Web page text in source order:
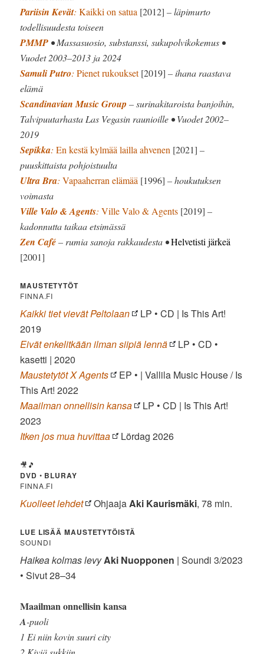
Pariisin Kevät:Kaikki on satua [2012] – läpimurto
todellisuudesta toiseen
PMMP • Massasuosio, substanssi, sukupolvikokemus •
Vuodet 2003–2013 ja 2024
Samuli Putro:Pienet rukoukset[2019] – ihana raastava
elämä
Scandinavian Music Group – surinakitaroista banjoihin,
Talvipuutarhasta Las Vegasin raunioille • Vuodet 2002–
2019
Sepikka:En kestä kylmää lailla ahvenen [2021] –
puuskittaista pohjoistuulta
Ultra Bra:Vapaaherran elämää [1996] – houkutuksen
voimasta
Ville Valo & Agents:Ville Valo & Agents [2019] –
kadonnutta taikaa etsimässä
Zen Café– rumia sanoja rakkaudesta •Helvetisti järkeä
[2001]
MAUSTETYTÖT
FINNA.FI
Kaikki tiet vievät Peltolaan
LP • CD | Is This Art!
2019
Eivät enkelitkään ilman siipiä lennä
LP • CD •
kasetti | 2020
Maustetytöt X Agents
EP • | Vallila Music House / Is
This Art! 2022
Maailman onnellisin kansa
LP • CD | Is This Art!
2023
Itken jos mua huvittaa
Lördag 2026
🎥🎵
DVD • BLURAY
FINNA.FI
Kuolleet lehdet Ohjaaja Aki Kaurismäki, 78 min.
LUE LISÄÄ MAUSTETYTÖISTÄ
SOUNDI
Haikea kolmas levy Aki Nuopponen | Soundi 3/2023
• Sivut 28–34
Maailman onnellisin kansa
A-puoli
1 Ei niin kovin suuri city